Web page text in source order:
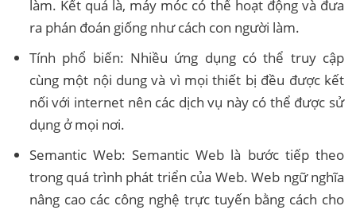
làm. Kết quả là, máy móc có thể hoạt động và đưa
ra phán đoán giống như cách con người làm.
Tính phổ biến: Nhiều ứng dụng có thể truy cập
cùng một nội dung và vì mọi thiết bị đều được kết
nối với internet nên các dịch vụ này có thể được sử
dụng ở mọi nơi.
Semantic Web: Semantic Web là bước tiếp theo
trong quá trình phát triển của Web. Web ngữ nghĩa
nâng cao các công nghệ trực tuyến bằng cách cho